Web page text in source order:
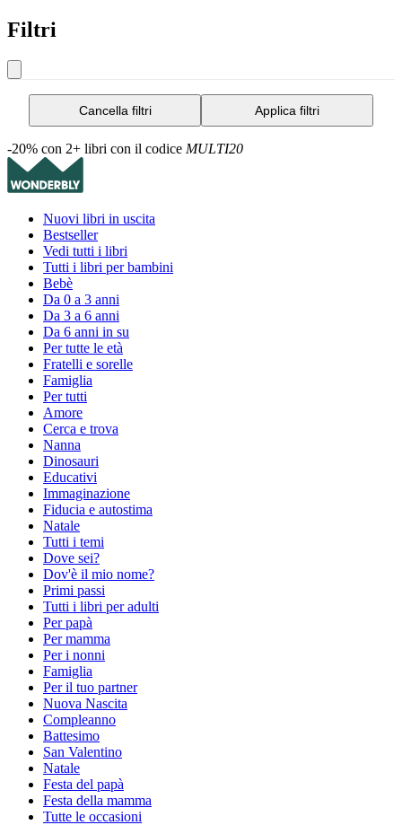
Filtri
Cancella filtri Applica filtri
-20% con 2+ libri con il codice MULTI20
Nuovi libri in uscita
Bestseller
Vedi tutti i libri
Tutti i libri per bambini
Bebè
Da 0 a 3 anni
Da 3 a 6 anni
Da 6 anni in su
Per tutte le età
Fratelli e sorelle
Famiglia
Per tutti
Amore
Cerca e trova
Nanna
Dinosauri
Educativi
Immaginazione
Fiducia e autostima
Natale
Tutti i temi
Dove sei?
Dov'è il mio nome?
Primi passi
Tutti i libri per adulti
Per papà
Per mamma
Per i nonni
Famiglia
Per il tuo partner
Nuova Nascita
Compleanno
Battesimo
San Valentino
Natale
Festa del papà
Festa della mamma
Tutte le occasioni